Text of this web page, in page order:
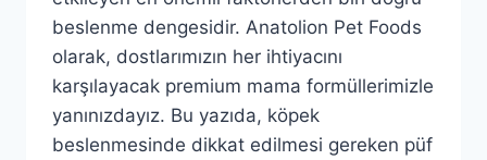
beslenme dengesidir. Anatolion Pet Foods
olarak, dostlarımızın her ihtiyacını
karşılayacak premium mama formüllerimizle
yanınızdayız. Bu yazıda, köpek
beslenmesinde dikkat edilmesi gereken püf